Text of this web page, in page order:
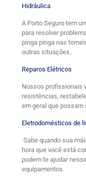
Hidráulica
A Porto Seguro tem
para resolver
pinga pinga nas
outras situações.
Reparos Elétricos
Nossos profissionais
resistências,
em geral que
Eletrodomésticos de
Sabe quando sua
hora que você está
podem te ajudar
equipamentos.